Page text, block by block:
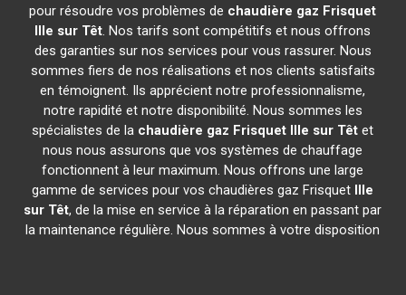
pour résoudre vos problèmes de chaudière gaz Frisquet
Ille sur Têt. Nos tarifs sont compétitifs et nous offrons
des garanties sur nos services pour vous rassurer. Nous
sommes fiers de nos réalisations et nos clients satisfaits
en témoignent. Ils apprécient notre professionnalisme,
notre rapidité et notre disponibilité. Nous sommes les
spécialistes de la chaudière gaz Frisquet Ille sur Têt et
nous nous assurons que vos systèmes de chauffage
fonctionnent à leur maximum. Nous offrons une large
gamme de services pour vos chaudières gaz Frisquet Ille
sur Têt, de la mise en service à la réparation en passant par
la maintenance régulière. Nous sommes à votre disposition